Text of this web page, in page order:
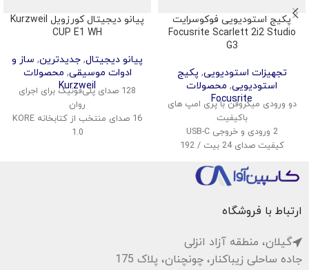
پکیج استودیویی فوکوسرایت
Focusrite Scarlett 2i2 Studio
G3
تجهیزات استودیویی, پکیج
استودیویی, محصولات
Focusrite
دو ورودی میکروفن با پری امپ های
باکیفیت
2 ورودی و خروجی USB-C
کیفیت صدای 24 بیت / 192
قابلیت مانیتورینگ بی‌درنگ
نرم‌افزارهای DAW و پلاگین‌های
پیانو دیجیتال کورزویل Kurzweil
CUP E1 WH
پیانو دیجیتال, جدیدترین, ساز و
ادوات موسیقی, محصولات
Kurzweil
128 صدای پلی‌فونیک برای اجرای
روان
16 صدای منتخب از کتابخانه KORE
1.0
ارتباط با فروشگاه
گیلان، منطقه آزاد انزلی
جاده ساحلی زیباکنار، چونچنان، پلاک 175